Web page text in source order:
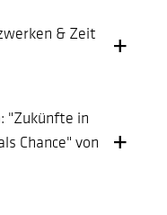
& Zeit
"Zukünfte in
Chance" von